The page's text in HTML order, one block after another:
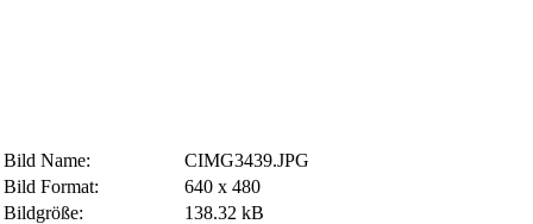
Bild Name:
CIMG3439.JPG
Bild Format:
640 x 480
Bildgröße:
138.32 kB